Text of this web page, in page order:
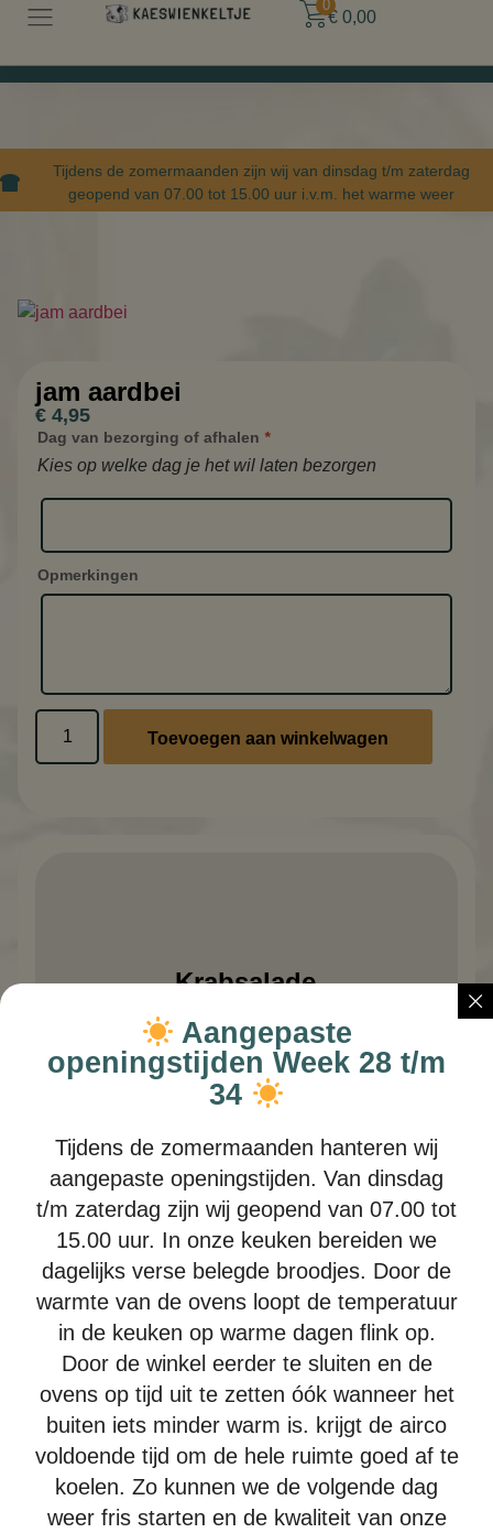
Tijdens de zomermaanden zijn wij van dinsdag t/m zaterdag
geopend van 07.00 tot 15.00 uur i.v.m. het warme weer
€ 0,00
0
jam aardbei
€ 4,95
Dag van bezorging of afhalen *
Kies op welke dag je het wil laten bezorgen
Opmerkingen
Toevoegen aan winkelwagen
Krabsalade
krabsalade Sla komkommer tomaat en ei
vanaf
€7,05
Warme beenham
Ham en honing -mosterd saus
vanaf
Bekijken
Aangepaste
openingstijden Week 28 t/m
34
Tijdens de zomermaanden hanteren wij
aangepaste openingstijden. Van dinsdag
t/m zaterdag zijn wij geopend van 07.00 tot
15.00 uur. In onze keuken bereiden we
dagelijks verse belegde broodjes. Door de
warmte van de ovens loopt de temperatuur
in de keuken op warme dagen flink op.
Door de winkel eerder te sluiten en de
ovens op tijd uit te zetten óók wanneer het
buiten iets minder warm is. krijgt de airco
voldoende tijd om de hele ruimte goed af te
koelen. Zo kunnen we de volgende dag
weer fris starten en de kwaliteit van onze